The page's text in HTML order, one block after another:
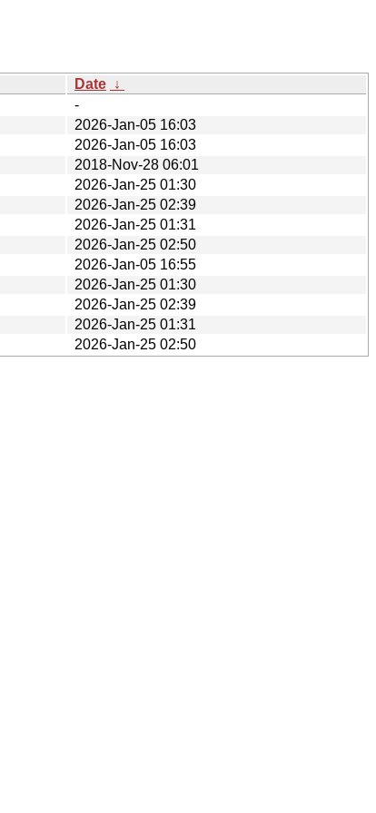
Date ↓
-
2026-Jan-05 16:03
2026-Jan-05 16:03
2018-Nov-28 06:01
2026-Jan-25 01:30
2026-Jan-25 02:39
2026-Jan-25 01:31
2026-Jan-25 02:50
2026-Jan-05 16:55
2026-Jan-25 01:30
2026-Jan-25 02:39
2026-Jan-25 01:31
2026-Jan-25 02:50